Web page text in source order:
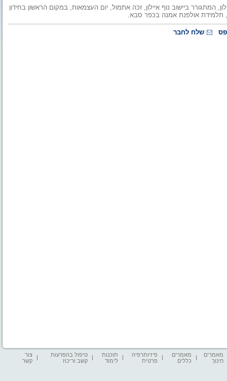
עמק אילון, המתגורר ביישוב נוף איילון, זכה אתמול, יום העצמאות, במקום הראשון בחידון
שלח לחבר
מאמרים
חינוך
מאמרים
כללים
פיזיותרפיה
פרטית
תוכנות
לימוד
טיפול בהפרעות
קשב וריכוז
צור
קשר